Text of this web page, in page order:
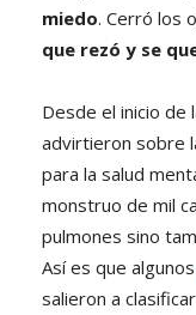
miedo. Cerró los
que rezó y se
Desde el inicio de
advirtieron sobre
para la salud
monstruo de mil
pulmones sino
Así es que algunos
salieron a